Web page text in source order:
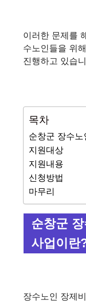
이러한 문제를
수노인들을 위
진행하고 있습
목차
순창군 장수
지원대상
지원내용
신청방법
마무리
순창군
사업이란
장수노인 장제